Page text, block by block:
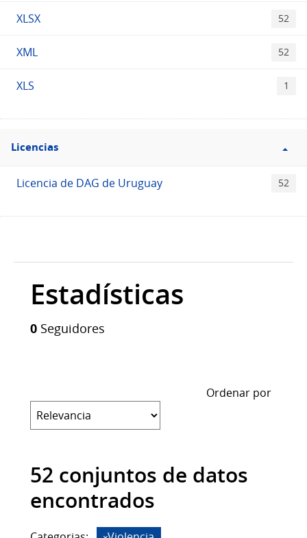
XLSX 52
XML 52
XLS 1
Filtro
Licencias
Licencias
Licencia de DAG de Uruguay 52
Estadísticas
0 Seguidores
Ordenar por
52 conjuntos de datos
encontrados